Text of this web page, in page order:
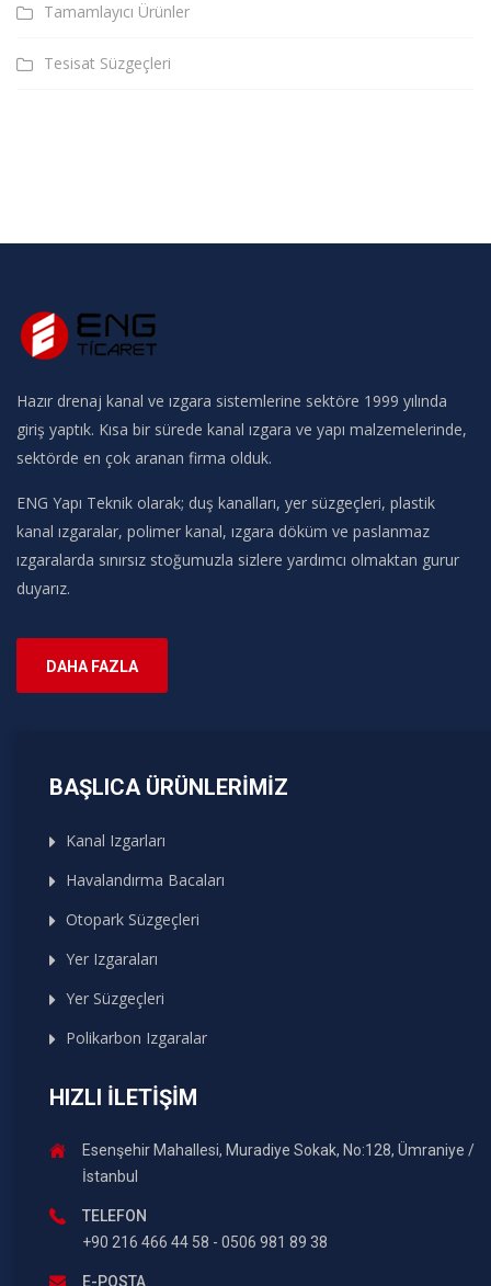
Tamamlayıcı Ürünler
Tesisat Süzgeçleri
Hazır drenaj kanal ve ızgara sistemlerine sektöre 1999 yılında
giriş yaptık. Kısa bir sürede kanal ızgara ve yapı malzemelerinde,
sektörde en çok aranan firma olduk.
ENG Yapı Teknik olarak; duş kanalları, yer süzgeçleri, plastik
kanal ızgaralar, polimer kanal, ızgara döküm ve paslanmaz
ızgaralarda sınırsız stoğumuzla sizlere yardımcı olmaktan gurur
duyarız.
DAHA FAZLA
BAŞLICA ÜRÜNLERIMIZ
Kanal Izgarları
Havalandırma Bacaları
Otopark Süzgeçleri
Yer Izgaraları
Yer Süzgeçleri
Polikarbon Izgaralar
HIZLI İLETIŞIM
Esenşehir Mahallesi, Muradiye Sokak, No:128, Ümraniye /
İstanbul
TELEFON
+90 216 466 44 58 - 0506 981 89 38
E-POSTA